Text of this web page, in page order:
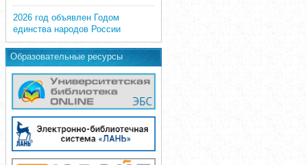
2026 год объявлен Годом
единства народов России
Образовательные ресурсы